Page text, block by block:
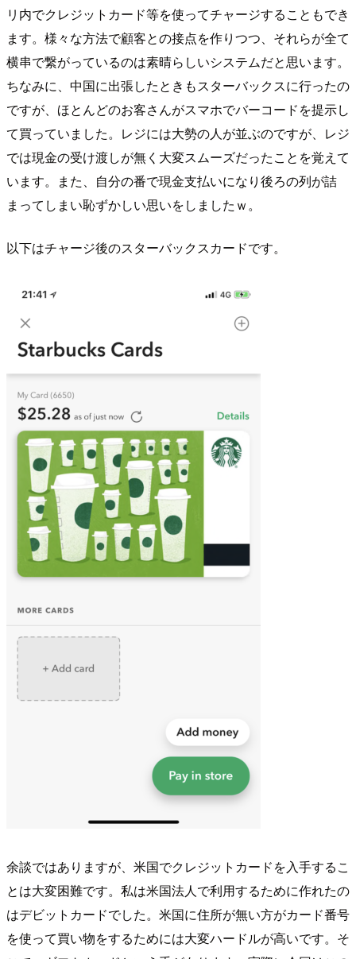
リ内でクレジットカード等を使ってチャージすることもでき
ます。様々な方法で顧客との接点を作りつつ、それらが全て
横串で繋がっているのは素晴らしいシステムだと思います。
ちなみに、中国に出張したときもスターバックスに行ったの
ですが、ほとんどのお客さんがスマホでバーコードを提示し
て買っていました。レジには大勢の人が並ぶのですが、レジ
では現金の受け渡しが無く大変スムーズだったことを覚えて
います。また、自分の番で現金支払いになり後ろの列が詰
まってしまい恥ずかしい思いをしましたｗ。
以下はチャージ後のスターバックスカードです。
余談ではありますが、米国でクレジットカードを入手するこ
とは大変困難です。私は米国法人で利用するために作れたの
はデビットカードでした。米国に住所が無い方がカード番号
を使って買い物をするためには大変ハードルが高いです。そ